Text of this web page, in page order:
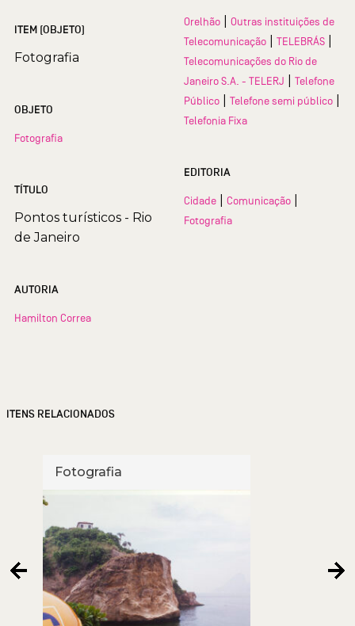
ITEM (OBJETO)
Fotografia
OBJETO
Fotografia
TÍTULO
Pontos turísticos - Rio
de Janeiro
AUTORIA
Hamilton Correa
Orelhão
Outras instituições de
Telecomunicação
TELEBRÁS
Telecomunicações do Rio de
Janeiro S.A. - TELERJ
Telefone
Público
Telefone semi público
Telefonia Fixa
EDITORIA
Cidade Comunicação
Fotografia
ITENS RELACIONADOS
Fotografia